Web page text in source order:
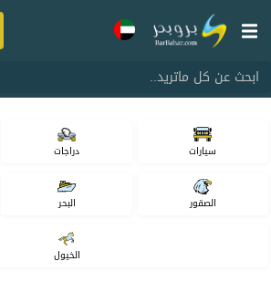
ابحث عن كل ماتريد..
سيارات دراجات
الصقور البحر
الخيول